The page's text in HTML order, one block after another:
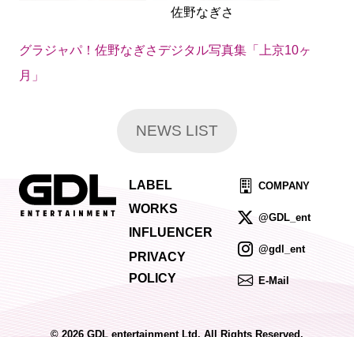
佐野なぎさ
グラジャパ！佐野なぎさデジタル写真集「上京10ヶ
月」
NEWS LIST
LABEL
WORKS
INFLUENCER
PRIVACY
POLICY
COMPANY
@GDL_ent
@gdl_ent
E-Mail
© 2026 GDL entertainment Ltd. All Rights Reserved.